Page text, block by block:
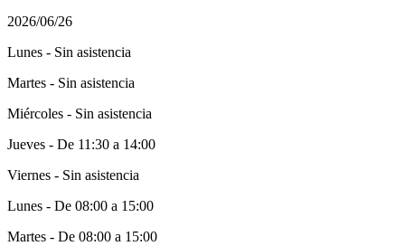
2026/06/26
Lunes - Sin asistencia
Martes - Sin asistencia
Miércoles - Sin asistencia
Jueves - De 11:30 a 14:00
Viernes - Sin asistencia
Lunes - De 08:00 a 15:00
Martes - De 08:00 a 15:00